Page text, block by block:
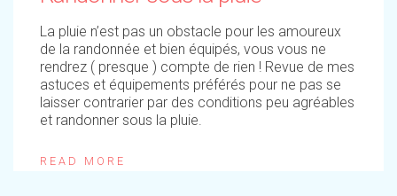
La pluie n’est pas un obstacle pour les amoureux
de la randonnée et bien équipés, vous vous ne
rendrez ( presque ) compte de rien ! Revue de mes
astuces et équipements préférés pour ne pas se
laisser contrarier par des conditions peu agréables
et randonner sous la pluie.
READ MORE